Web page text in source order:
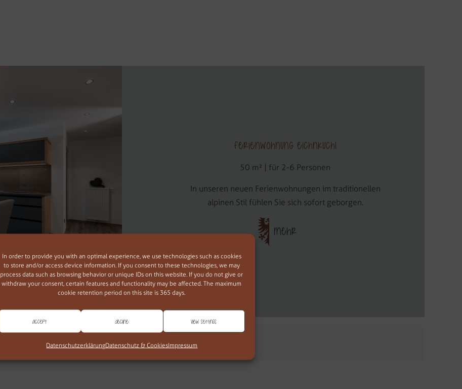
In order to provide you with an optimal experience, we use technologies such as cookies
to store and/or access device information. If you consent to these technologies, we may
process data such as browsing behavior or unique IDs on this website. If you do not give or
withdraw your consent, certain features and functionality may be affected. The maximum
cookie retention period on this site is 365 days.
Accept Decline View settings
DatenschutzerklärungDatenschutz & CookiesImpressum
Ferienwohnung Eichnkuchl
50 m² | für 2-6 Personen
In unseren neuen Ferienwohnungen im traditionellen
alpinen Stil fühlen Sie sich sofort geborgen.
MEHR
web677